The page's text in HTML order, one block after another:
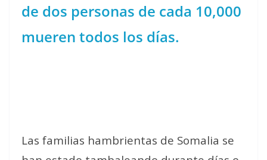
de dos personas de cada 10,000
mueren todos los días.
Las familias hambrientas de Somalia se